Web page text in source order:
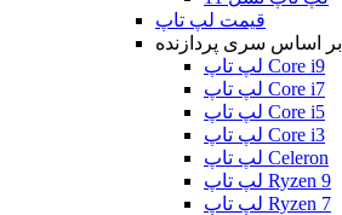
قیمت لپ تاپ
بر اساس سری پردازنده
لپ تاپ Core i9
لپ تاپ Core i7
لپ تاپ Core i5
لپ تاپ Core i3
لپ تاپ Celeron
لپ تاپ Ryzen 9
لپ تاپ Ryzen 7